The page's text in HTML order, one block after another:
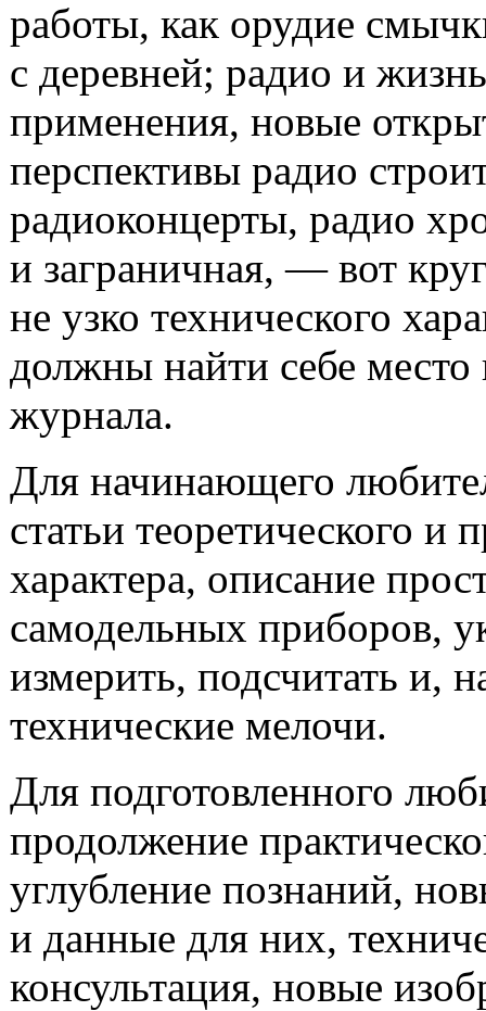
работы, как орудие
с деревней; радио и
применения, новые
перспективы радио
радиоконцерты, радио
и заграничная, — вот
не узко технического
должны найти себе место
журнала.
Для начинающего
статьи теоретического и
характера, описание
самодельных приборов,
измерить, подсчитать и,
технические мелочи.
Для подготовленного
продолжение
углубление познаний,
и данные для них,
консультация, новые